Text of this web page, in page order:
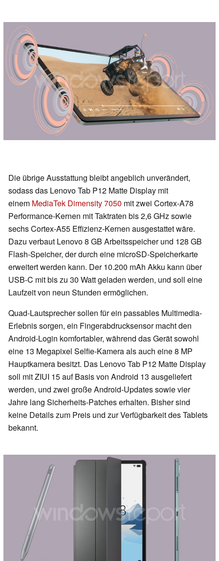
Die übrige Ausstattung bleibt angeblich unverändert,
sodass das Lenovo Tab P12 Matte Display mit
einem MediaTek Dimensity 7050 mit zwei Cortex-A78
Performance-Kernen mit Taktraten bis 2,6 GHz sowie
sechs Cortex-A55 Effizienz-Kernen ausgestattet wäre.
Dazu verbaut Lenovo 8 GB Arbeitsspeicher und 128 GB
Flash-Speicher, der durch eine microSD-Speicherkarte
erweitert werden kann. Der 10.200 mAh Akku kann über
USB-C mit bis zu 30 Watt geladen werden, und soll eine
Laufzeit von neun Stunden ermöglichen.
Quad-Lautsprecher sollen für ein passables Multimedia-
Erlebnis sorgen, ein Fingerabdrucksensor macht den
Android-Login komfortabler, während das Gerät sowohl
eine 13 Megapixel Selfie-Kamera als auch eine 8 MP
Hauptkamera besitzt. Das Lenovo Tab P12 Matte Display
soll mit ZIUI 15 auf Basis von Android 13 ausgeliefert
werden, und zwei große Android-Updates sowie vier
Jahre lang Sicherheits-Patches erhalten. Bisher sind
keine Details zum Preis und zur Verfügbarkeit des Tablets
bekannt.